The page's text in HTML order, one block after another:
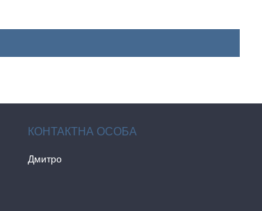
Дмитро